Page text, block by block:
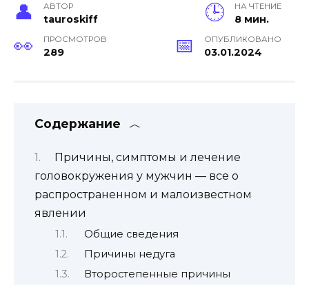
АВТОР
tauroskiff
НА ЧТЕНИЕ
8 мин.
ПРОСМОТРОВ
289
ОПУБЛИКОВАНО
03.01.2024
Содержание
Причины, симптомы и лечение
головокружения у мужчин — все о
распространенном и малоизвестном
явлении
Общие сведения
Причины недуга
Второстепенные причины